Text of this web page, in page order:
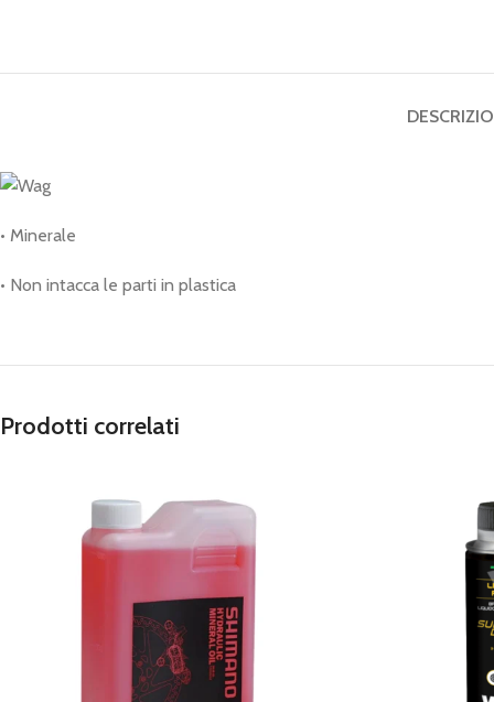
• Minerale
• Non intacca le parti in plastica
Prodotti correlati